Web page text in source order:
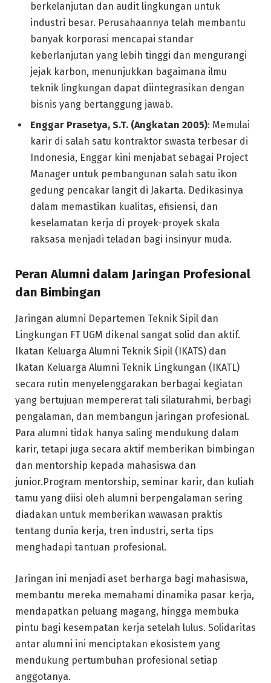
berkelanjutan dan audit lingkungan untuk
industri besar. Perusahaannya telah membantu
banyak korporasi mencapai standar
keberlanjutan yang lebih tinggi dan mengurangi
jejak karbon, menunjukkan bagaimana ilmu
teknik lingkungan dapat diintegrasikan dengan
bisnis yang bertanggung jawab.
Enggar Prasetya, S.T. (Angkatan 2005): Memulai
karir di salah satu kontraktor swasta terbesar di
Indonesia, Enggar kini menjabat sebagai Project
Manager untuk pembangunan salah satu ikon
gedung pencakar langit di Jakarta. Dedikasinya
dalam memastikan kualitas, efisiensi, dan
keselamatan kerja di proyek-proyek skala
raksasa menjadi teladan bagi insinyur muda.
Peran Alumni dalam Jaringan Profesional
dan Bimbingan
Jaringan alumni Departemen Teknik Sipil dan
Lingkungan FT UGM dikenal sangat solid dan aktif.
Ikatan Keluarga Alumni Teknik Sipil (IKATS) dan
Ikatan Keluarga Alumni Teknik Lingkungan (IKATL)
secara rutin menyelenggarakan berbagai kegiatan
yang bertujuan mempererat tali silaturahmi, berbagi
pengalaman, dan membangun jaringan profesional.
Para alumni tidak hanya saling mendukung dalam
karir, tetapi juga secara aktif memberikan bimbingan
dan mentorship kepada mahasiswa dan
junior.Program mentorship, seminar karir, dan kuliah
tamu yang diisi oleh alumni berpengalaman sering
diadakan untuk memberikan wawasan praktis
tentang dunia kerja, tren industri, serta tips
menghadapi tantuan profesional.
Jaringan ini menjadi aset berharga bagi mahasiswa,
membantu mereka memahami dinamika pasar kerja,
mendapatkan peluang magang, hingga membuka
pintu bagi kesempatan kerja setelah lulus. Solidaritas
antar alumni ini menciptakan ekosistem yang
mendukung pertumbuhan profesional setiap
anggotanya.